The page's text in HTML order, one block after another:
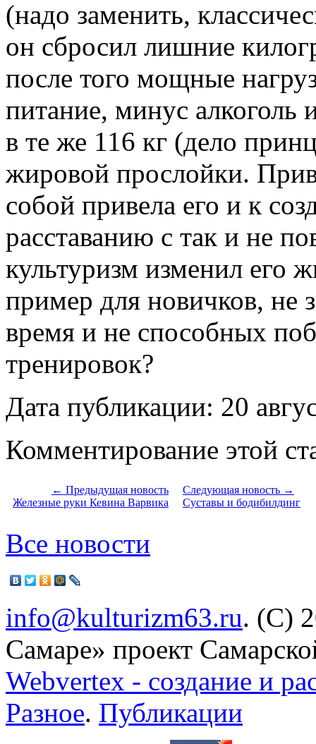
(надо заменить,
он сбросил лишние
после того мощные
питание, минус алкоголь
в те же 116 кг (дело
жировой прослойки.
собой привела его и к
расставанию с так и не
культуризм изменил его
пример для новичков, не
время и не способных
тренировок?
Дата публикации: 20
Комментирование этой
← Предыдущая новость
Железные руки Кевина Варвика
Следующая новость →
Суставы и бодибилдинг
Все новости
info@kulturizm63.ru. (C)
Самаре» проект
Webvertex - создание и
Разное. Публикации